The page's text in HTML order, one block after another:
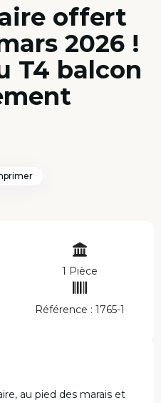
offert
2026 !
T4 balcon
1 Pièce
Référence : 1765-1
au pied des marais et